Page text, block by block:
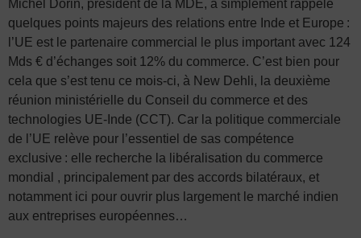
Michel Dorin, président de la MDE, a simplement rappelé
quelques points majeurs des relations entre Inde et Europe :
l’UE est le partenaire commercial le plus important avec 124
Mds € d’échanges soit 12% du commerce. C’est bien pour
cela que s’est tenu ce mois-ci, à New Dehli, la deuxième
réunion ministérielle du Conseil du commerce et des
technologies UE-Inde (CCT). Car la politique commerciale
de l’UE relève pour l’essentiel de sas compétence
exclusive : elle recherche la libéralisation du commerce
mondial , principalement par des accords bilatéraux, et
notamment ici pour ouvrir plus largement le marché indien
aux entreprises européennes…